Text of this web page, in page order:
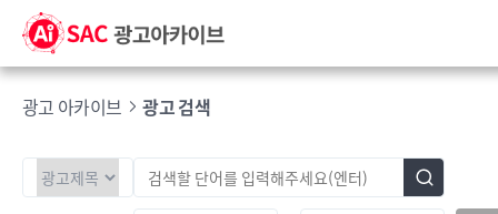
광고 아카이브 광고 검색